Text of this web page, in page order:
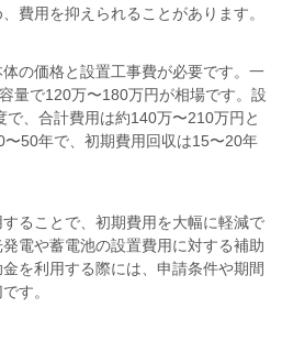
費用を抑えられることがあります。
の価格と設置工事費が必要です。一
量で120万〜180万円が相場です。設
、合計費用は約140万〜210万円と
50年で、初期費用回収は15〜20年
ることで、初期費用を大幅に軽減で
電や蓄電池の設置費用に対する補助
を利用する際には、申請条件や期間
す。